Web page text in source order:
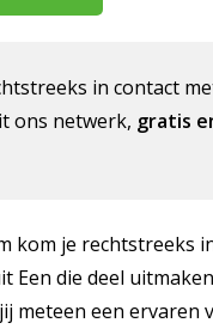
in contact
ons netwerk, gratis
kom je rechtstreeks
Een die deel
meteen een ervaren